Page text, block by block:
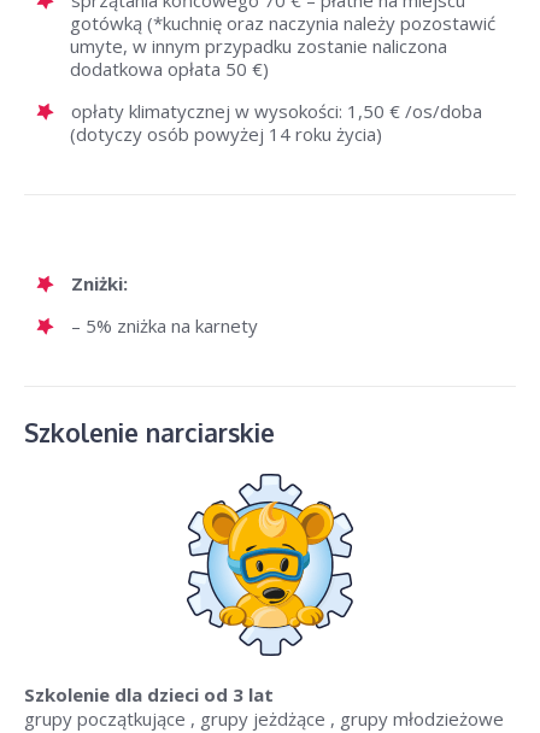
gotówką (*kuchnię oraz naczynia należy pozostawić
umyte, w innym przypadku zostanie naliczona
dodatkowa opłata 50 €)
opłaty klimatycznej w wysokości: 1,50 € /os/doba
(dotyczy osób powyżej 14 roku życia)
Zniżki:
– 5% zniżka na karnety
Szkolenie narciarskie
Szkolenie dla dzieci od 3 lat
grupy początkujące , grupy jeżdżące , grupy młodzieżowe